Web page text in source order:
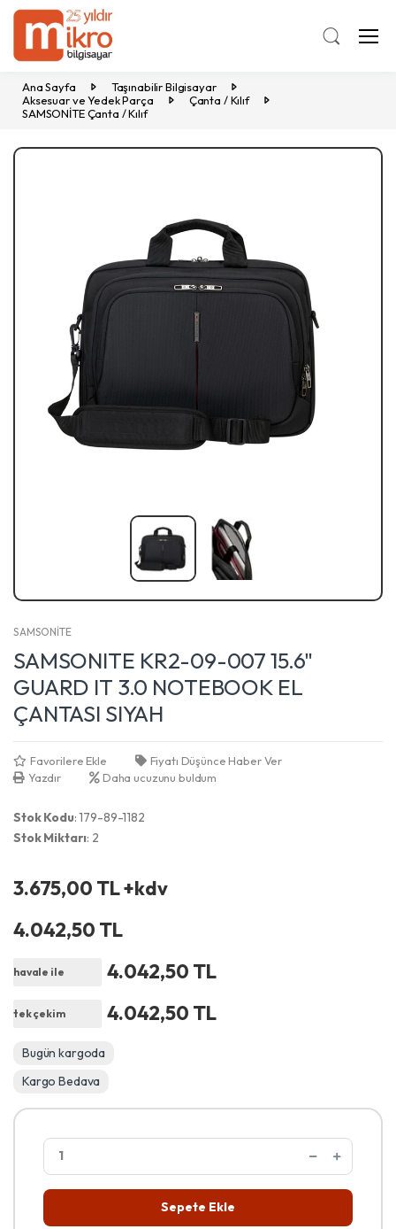
Ana Sayfa
Taşınabilir Bilgisayar
Aksesuar ve Yedek Parça
Çanta / Kılıf
SAMSONİTE Çanta / Kılıf
Previous
SAMSONİTE
SAMSONITE KR2-09-007 15.6"
GUARD IT 3.0 NOTEBOOK EL
ÇANTASI SIYAH
Favorilere Ekle
Fiyatı Düşünce Haber Ver
Yazdır
Daha ucuzunu buldum
Stok Kodu: 179-89-1182
Stok Miktarı: 2
3.675,00 TL +kdv
4.042,50 TL
havale ile 4.042,50 TL
tek çekim 4.042,50 TL
Bugün kargoda
Kargo Bedava
Sepete Ekle